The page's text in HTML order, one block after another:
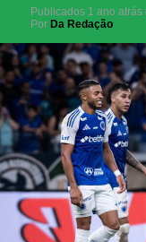
Publicados 1 ano atrás
Por Da Redação